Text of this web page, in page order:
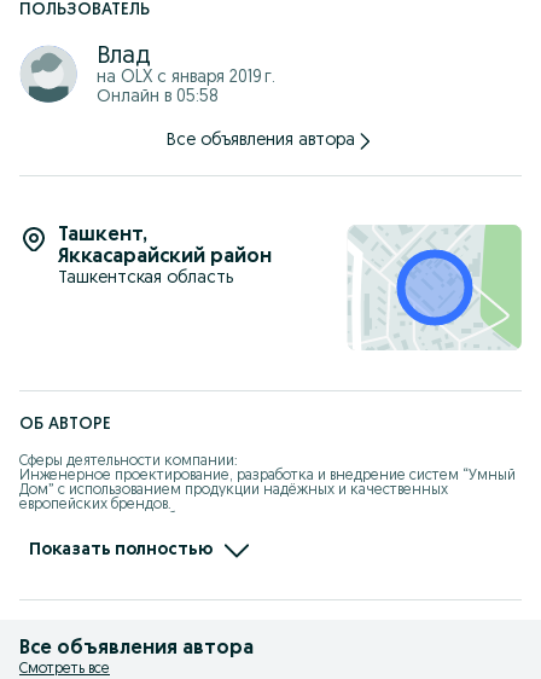
ПОЛЬЗОВАТЕЛЬ
Влад
на OLX с января 2019 г.
Онлайн в 05:58
Все объявления автора
Ташкент,
Яккасарайский район
Ташкентская область
ОБ АВТОРЕ
Сферы деятельности компании:
Инженерное проектирование, разработка и внедрение систем “Умный
Дом” с использованием продукции надёжных и качественных
европейских брендов.
- Legrand (Франция)
- Lumines (Польша)
- Energizer (США)
- Brennenstuhl (Германия)
Показать полностью
Все объявления автора
Смотреть все